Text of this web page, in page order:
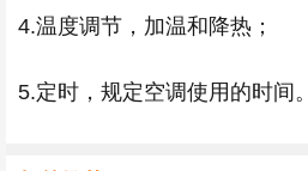
4.温度调节，加温和降热；
5.定时，规定空调使用的时间。